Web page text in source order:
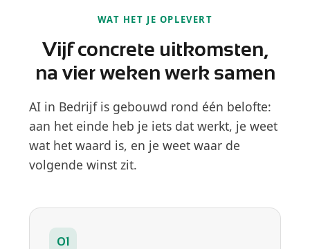
WAT HET JE OPLEVERT
Vijf concrete uitkomsten,
na vier weken werk samen
AI in Bedrijf is gebouwd rond één belofte:
aan het einde heb je iets dat werkt, je weet
wat het waard is, en je weet waar de
volgende winst zit.
01